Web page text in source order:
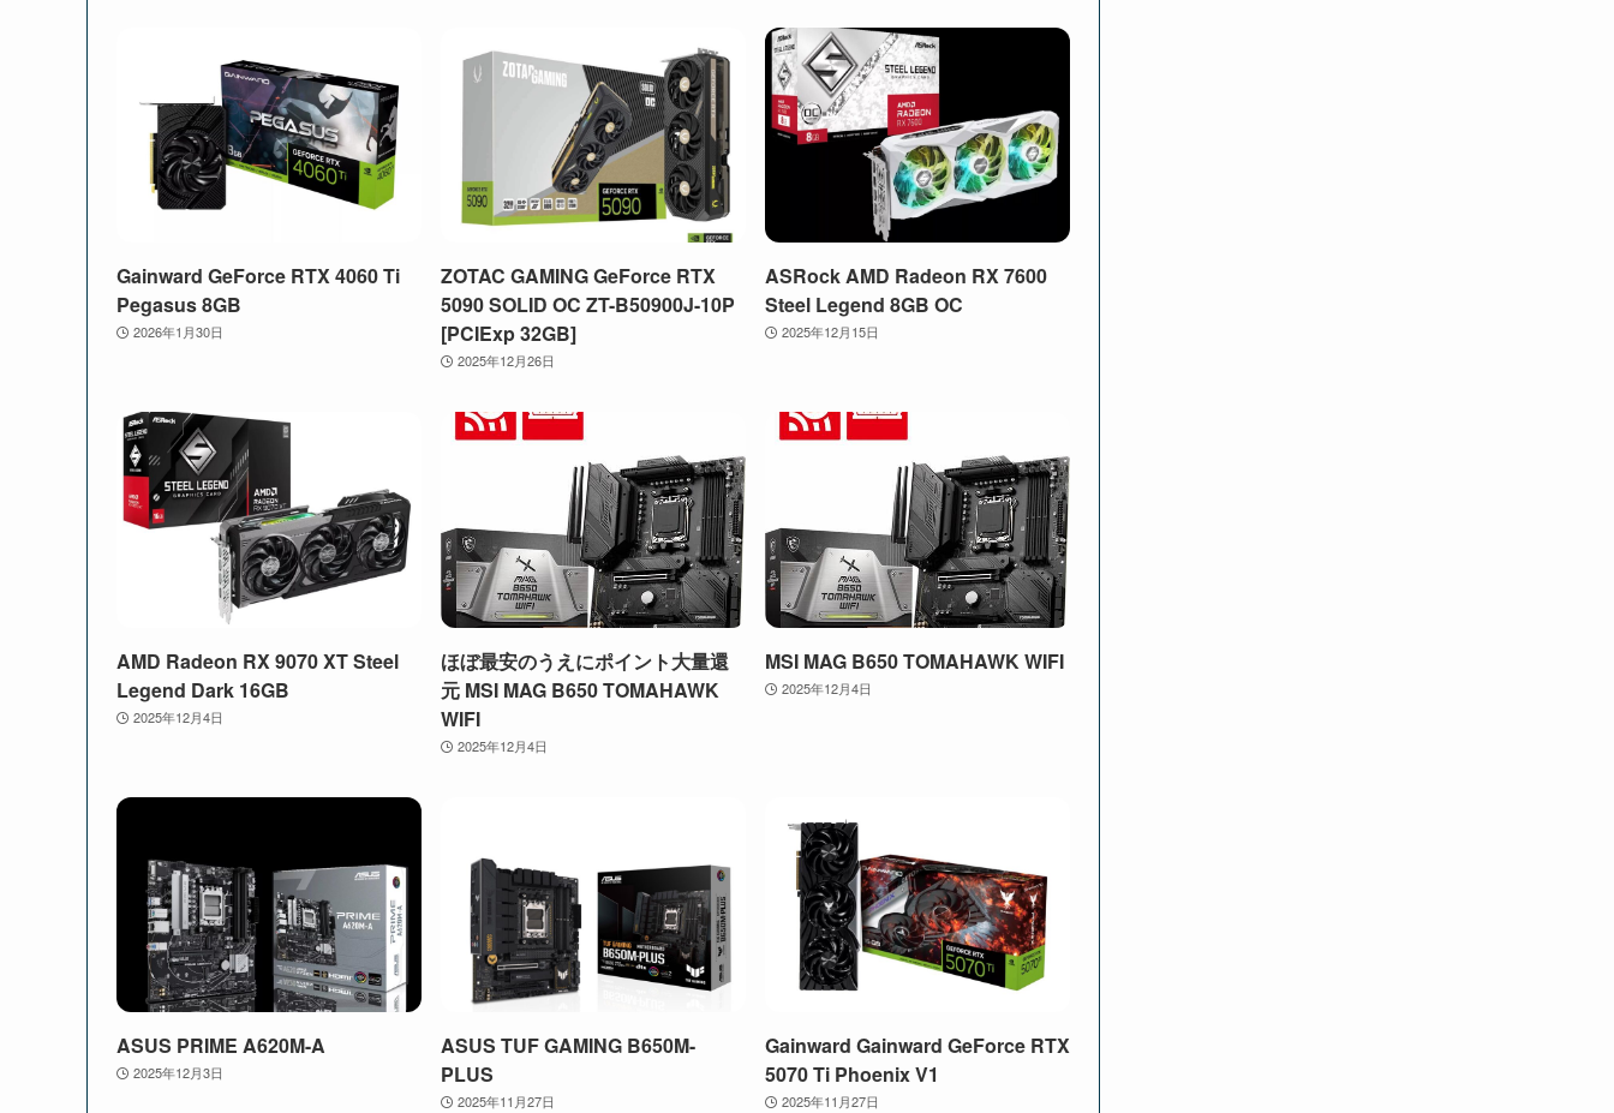
Gainward GeForce RTX 4060 Ti
Pegasus 8GB
2026年1月30日
ZOTAC GAMING GeForce RTX
5090 SOLID OC ZT-B50900J-10P
[PCIExp 32GB]
2025年12月26日
ASRock AMD Radeon RX 7600
Steel Legend 8GB OC
2025年12月15日
AMD Radeon RX 9070 XT Steel
Legend Dark 16GB
2025年12月4日
ほぼ最安のうえにポイント大量還
元 MSI MAG B650 TOMAHAWK
WIFI
2025年12月4日
MSI MAG B650 TOMAHAWK WIFI
2025年12月4日
ASUS PRIME A620M-A
2025年12月3日
ASUS TUF GAMING B650M-
PLUS
2025年11月27日
Gainward Gainward GeForce RTX
5070 Ti Phoenix V1
2025年11月27日